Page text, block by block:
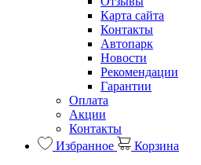
Карта сайта
Контакты
Автопарк
Новости
Рекомендации
Гарантии
Оплата
Акции
Контакты
Избранное
Корзина